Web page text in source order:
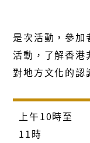
是次活動，參加
活動，了解香港
對地方文化的認
上午10時至
11時